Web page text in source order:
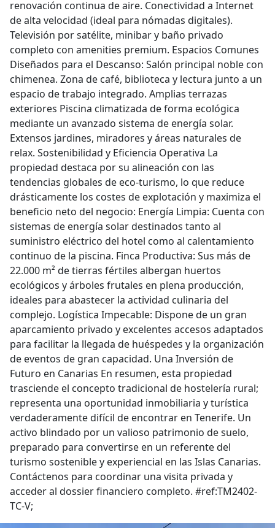
renovación continua de aire. Conectividad a Internet
de alta velocidad (ideal para nómadas digitales).
Televisión por satélite, minibar y baño privado
completo con amenities premium. Espacios Comunes
Diseñados para el Descanso: Salón principal noble con
chimenea. Zona de café, biblioteca y lectura junto a un
espacio de trabajo integrado. Amplias terrazas
exteriores Piscina climatizada de forma ecológica
mediante un avanzado sistema de energía solar.
Extensos jardines, miradores y áreas naturales de
relax. Sostenibilidad y Eficiencia Operativa La
propiedad destaca por su alineación con las
tendencias globales de eco-turismo, lo que reduce
drásticamente los costes de explotación y maximiza el
beneficio neto del negocio: Energía Limpia: Cuenta con
sistemas de energía solar destinados tanto al
suministro eléctrico del hotel como al calentamiento
continuo de la piscina. Finca Productiva: Sus más de
22.000 m² de tierras fértiles albergan huertos
ecológicos y árboles frutales en plena producción,
ideales para abastecer la actividad culinaria del
complejo. Logística Impecable: Dispone de un gran
aparcamiento privado y excelentes accesos adaptados
para facilitar la llegada de huéspedes y la organización
de eventos de gran capacidad. Una Inversión de
Futuro en Canarias En resumen, esta propiedad
trasciende el concepto tradicional de hostelería rural;
representa una oportunidad inmobiliaria y turística
verdaderamente difícil de encontrar en Tenerife. Un
activo blindado por un valioso patrimonio de suelo,
preparado para convertirse en un referente del
turismo sostenible y experiencial en las Islas Canarias.
Contáctenos para coordinar una visita privada y
acceder al dossier financiero completo. #ref:TM2402-
TC-V;